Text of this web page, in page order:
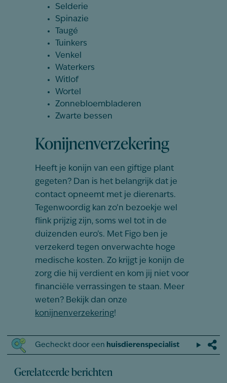
Selderie
Spinazie
Taugé
Tuinkers
Venkel
Waterkers
Witlof
Wortel
Zonnebloembladeren
Zwarte bessen
Konijnenverzekering
Heeft je konijn van een giftige plant
gegeten? Dan is het belangrijk dat je
contact opneemt met je dierenarts.
Tegenwoordig kan zo’n bezoekje wel
flink prijzig zijn, soms wel tot in de
duizenden euro’s. Met Figo ben je
verzekerd tegen onverwachte hoge
medische kosten. Zo krijgt je konijn de
zorg die hij verdient en kom jij niet voor
financiële verrassingen te staan. Meer
weten? Bekijk dan onze
konijnenverzekering!
Gecheckt door een huisdierenspecialist
Gerelateerde berichten